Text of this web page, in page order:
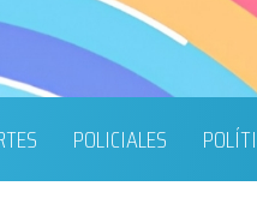
POLICIALES